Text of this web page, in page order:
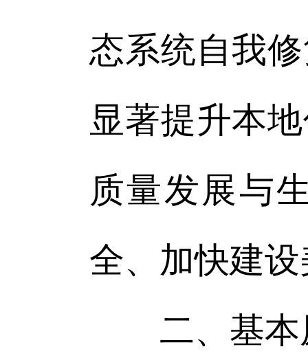
态系统自我
显著提升本
质量发展与
全、加快建
二、基